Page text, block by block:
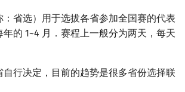
：省选）用于选拔各省参加全国赛的代表
的 1~4 月．赛程上一般分为两天，每天
行决定，目前的趋势是很多省份选择联